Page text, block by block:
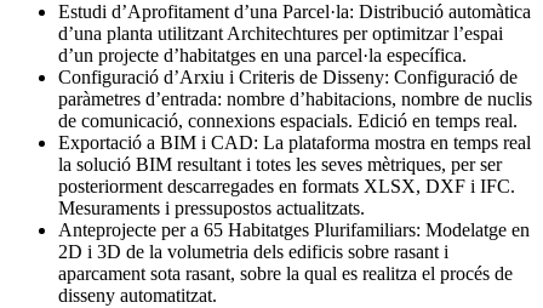
Estudi d’Aprofitament d’una Parcel·la: Distribució automàtica
d’una planta utilitzant Architechtures per optimitzar l’espai
d’un projecte d’habitatges en una parcel·la específica.
Configuració d’Arxiu i Criteris de Disseny: Configuració de
paràmetres d’entrada: nombre d’habitacions, nombre de nuclis
de comunicació, connexions espacials. Edició en temps real.
Exportació a BIM i CAD: La plataforma mostra en temps real
la solució BIM resultant i totes les seves mètriques, per ser
posteriorment descarregades en formats XLSX, DXF i IFC.
Mesuraments i pressupostos actualitzats.
Anteprojecte per a 65 Habitatges Plurifamiliars: Modelatge en
2D i 3D de la volumetria dels edificis sobre rasant i
aparcament sota rasant, sobre la qual es realitza el procés de
disseny automatitzat.